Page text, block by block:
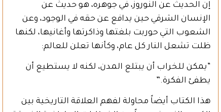
إن الحديث عن النوروز، في جوهره، هو حديثٌ عن
الإنسان الشرقي حين يدافع عن حقه في الوجود، وعن
الشعوب التي حوربت بلغتها وذاكرتها وأغانيها، لكنها
ظلت تشعل النار كل عام، وكأنها تعلن للعالم:
“يمكن للخراب أن يبتلع المدن، لكنه لا يستطيع أن
يطفئ الفكرة.”
هذا الكتاب أيضاً محاولة لفهم العلاقة التاريخية بين